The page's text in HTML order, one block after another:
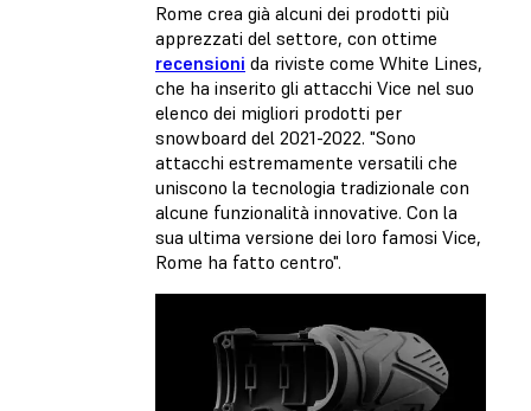
Rome crea già alcuni dei prodotti più
apprezzati del settore, con ottime
recensioni da riviste come White Lines,
che ha inserito gli attacchi Vice nel suo
elenco dei migliori prodotti per
snowboard del 2021-2022. "Sono
attacchi estremamente versatili che
uniscono la tecnologia tradizionale con
alcune funzionalità innovative. Con la
sua ultima versione dei loro famosi Vice,
Rome ha fatto centro".